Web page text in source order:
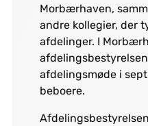
Morbærhaven,
andre kollegier, der
afdelinger. I
afdelingsmøde i
beboere.